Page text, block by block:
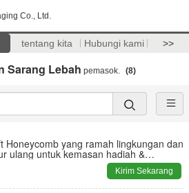
Co., Ltd.
tentang kita Hubungi kami >>
Sarang Lebah pemasok. (8)
Honeycomb yang ramah lingkungan dan
ulang untuk kemasan hadiah &
Kirim Sekarang